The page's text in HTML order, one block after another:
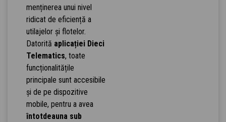
menținerea unui nivel
ridicat de eficiență a
utilajelor și flotelor.
Datorită aplicației Dieci
Telematics, toate
funcționalitățile
principale sunt accesibile
și de pe dispozitive
mobile, pentru a avea
întotdeauna sub